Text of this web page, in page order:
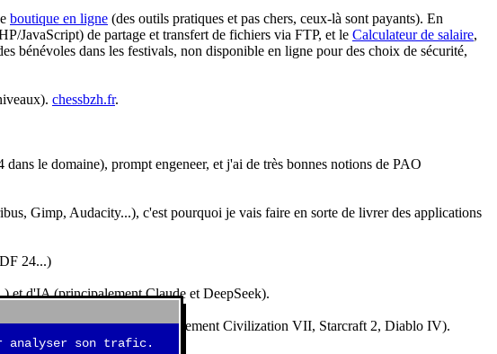
boutique en ligne (des outils pratiques et pas chers, ceux-là sont payants). En
JavaScript) de partage et transfert de fichiers via FTP, et le Calculateur de salaire,
bénévoles dans les festivals, non disponible en ligne pour des choix de sécurité,
chessbzh.fr.
le domaine), prompt engeneer, et j'ai de très bonnes notions de PAO
Gimp, Audacity...), c'est pourquoi je vais faire en sorte de livrer des applications
24...)
et d'IA (principalement Claude et DeepSeek).
et aux jeux vidéos (essentiellement Civilization VII, Starcraft 2, Diablo IV).
analyser son trafic.